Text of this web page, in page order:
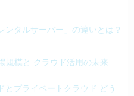
ンタルサーバー」の違いとは？
規模と クラウド活用の未来
とプライベートクラウド どう